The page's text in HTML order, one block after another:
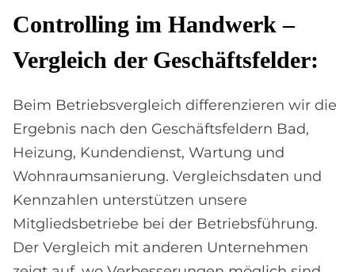
Con­trol­ling im Hand­werk –
Ver­gleich der Ge­schäfts­fel­der:
Beim Betriebsvergleich differenzieren wir die
Ergebnis nach den Geschäftsfeldern Bad,
Heizung, Kundendienst, Wartung und
Wohnraumsanierung. Vergleichsdaten und
Kennzahlen unterstützen unsere
Mitgliedsbetriebe bei der Betriebsführung.
Der Vergleich mit anderen Unternehmen